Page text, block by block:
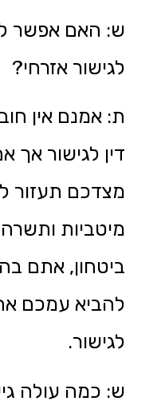
ש: האם אפשר
לגישור אזרחי?
ת: אמנם אין
דין לגישור אך
מצדכם תעזור
מיטביות
ביטחון, אתם
להביא עמכם
לגישור.
ש: כמה עולה